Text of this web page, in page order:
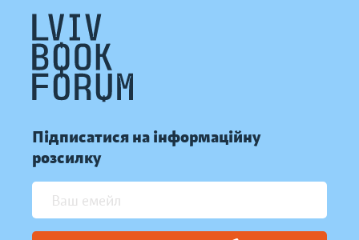
Підписатися на інформаційну
розсилку